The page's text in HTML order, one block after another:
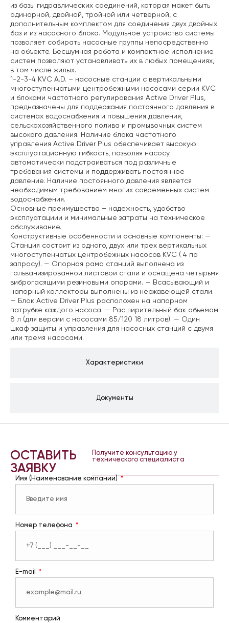
Характеристики
Документы
из базы гидравлических соединений, которая может быть
одинарной, двойной, тройной или четверной, с
дополнительным комплектом для соединения двух двойных
баз и из насосного блока. Модульное устройство системы
позволяет собирать насосные группы непосредственно
на объекте. Бесшумная работа и компактное исполнение
систем позволяют устанавливать их в любых помещениях,
в том числе жилых.
1-2-3-4 KVC A.D. – насосные станции с вертикальными
многоступенчатыми центробежными насосами серии KVC
и блоками частотного регулирования Active Driver Plus,
предназначены для поддержания постоянного давления в
системах водоснабжения и повышения давления,
сельскохозяйственного полива и промывочных систем
высокого давления. Наличие блока частотного
управления Active Driver Plus обеспечивает высокую
эксплуатационную гибкость, позволяя насосу
автоматически подстраиваться под различные
требования системы и поддерживать постоянное
давление. Наличие постоянного давления является
необходимым требованием многих современных систем
водоснабжения.
Основные преимущества – надежность, удобство
эксплуатациии и минимальные затраты на техническое
обслуживание.
Конструктивные особенности и основные компоненты: —
Станция состоит из одного, двух или трех вертикальных
многоступенчатых центробежных насосов KVС ( 4 по
запросу). — Опорная рама станций выполнена из
гальванизированной листовой стали и оснащена четырьмя
виброгасящими резиновыми опорами. — Всасывающий и
напорный коллекторы выполнены из нержавеющей стали.
— Блок Active Driver Plus расположен на напорном
патрубке каждого насоса. — Расширительный бак обьемом
8 л (для версии с насосами 85/120 18 литров). — Один
шкаф защиты и управления для насосных станций с двумя
или тремя насосами.
ОСТАВИТЬ
ЗАЯВКУ
Получите консультацию у
технического специалиста
Имя (Наименование компании)
Номер телефона
E-mail
Комментарий